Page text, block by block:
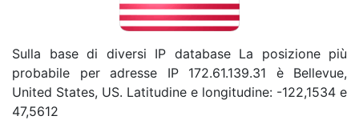
Sulla base di diversi IP database La posizione più
probabile per adresse IP 172.61.139.31 è Bellevue,
United States, US. Latitudine e longitudine: -122,1534 e
47,5612